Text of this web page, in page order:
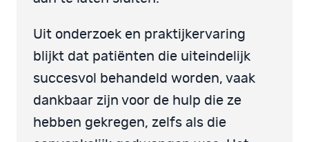
Uit onderzoek en praktijkervaring
blijkt dat patiënten die uiteindelijk
succesvol behandeld worden, vaak
dankbaar zijn voor de hulp die ze
hebben gekregen, zelfs als die